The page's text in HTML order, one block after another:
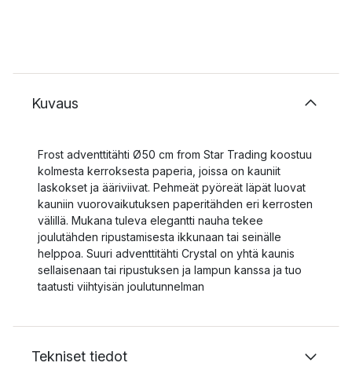
Kuvaus
Frost adventtitähti Ø50 cm from Star Trading koostuu
kolmesta kerroksesta paperia, joissa on kauniit
laskokset ja ääriviivat. Pehmeät pyöreät läpät luovat
kauniin vuorovaikutuksen paperitähden eri kerrosten
välillä. Mukana tuleva elegantti nauha tekee
joulutähden ripustamisesta ikkunaan tai seinälle
helppoa. Suuri adventtitähti Crystal on yhtä kaunis
sellaisenaan tai ripustuksen ja lampun kanssa ja tuo
taatusti viihtyisän joulutunnelman
Tekniset tiedot